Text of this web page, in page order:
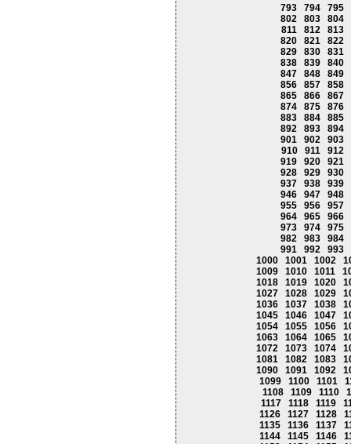
793
794
795
802
803
804
811
812 813
820
821
822
829
830
831
838
839
840
847
848
849
856
857
858
865
866
867
874
875
876
883
884
885
892
893
894
901
902
903
910
911 912
919
920
921
928
929
930
937
938
939
946
947
948
955
956
957
964
965
966
973
974
975
982
983
984
991
992
993
1000
1001 1002
1009
1010 1011
1018
1019 1020
1027
1028 1029
1036
1037 1038
1045
1046 1047
1054
1055 1056
1063
1064 1065
1072
1073 1074
1081
1082 1083
1090
1091 1092
1099
1100 1101
1108
1109 1110
1117
1118 1119
1126
1127 1128
1135
1136 1137
1144
1145 1146